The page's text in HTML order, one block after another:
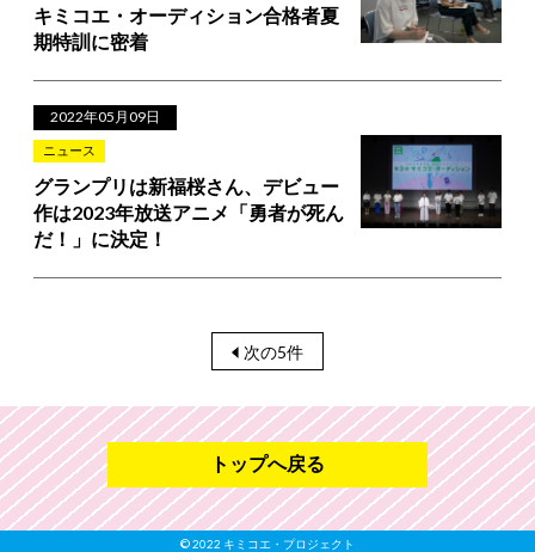
キミコエ・オーディション合格者夏
期特訓に密着
2022年05月09日
ニュース
グランプリは新福桜さん、デビュー
作は2023年放送アニメ「勇者が死ん
だ！」に決定！
次の5件
トップへ戻る
© 2022 キミコエ・プロジェクト